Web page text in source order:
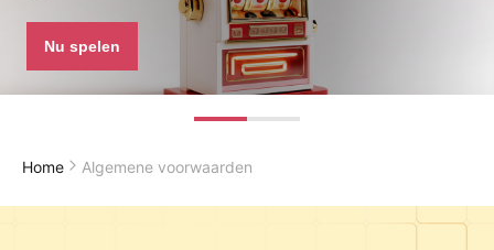
Nu spelen
Home Algemene voorwaarden